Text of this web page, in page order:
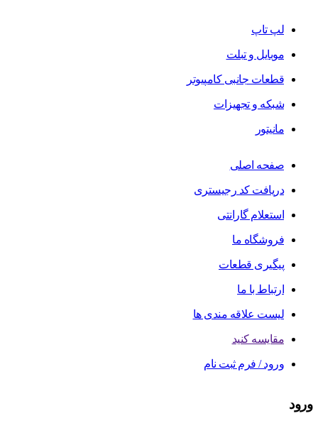
لپ تاپ
موبایل و تبلت
قطعات جانبی کامپیوتر
شبکه و تجهیزات
مانیتور
صفحه اصلی
دریافت کد رجیستری
استعلام گارانتی
فروشگاه ما
پیگیری قطعات
ارتباط با ما
لیست علاقه مندی ها
مقایسه کنید
ورود / فرم ثبت نام
ورود